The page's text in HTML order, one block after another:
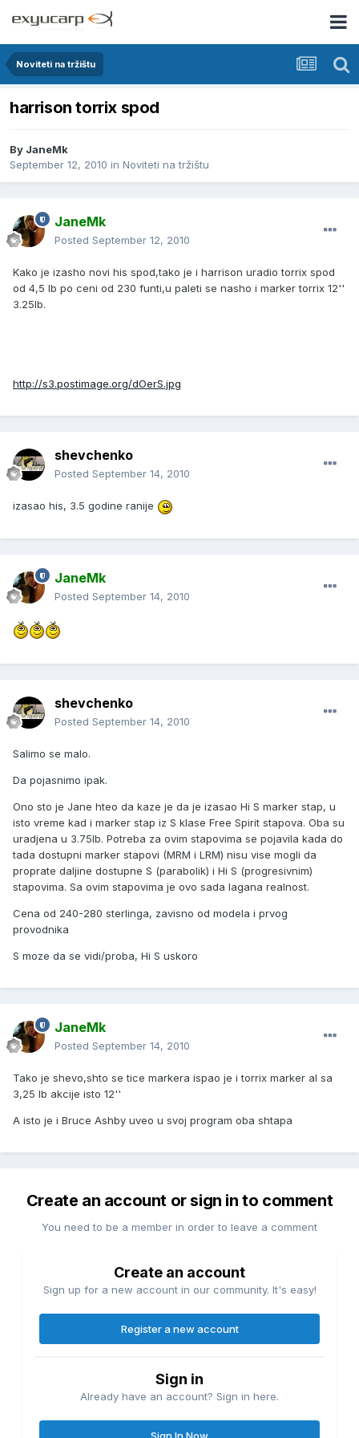
Noviteti na tržištu
harrison torrix spod
By JaneMk
September 12, 2010 in Noviteti na tržištu
JaneMk
Posted September 12, 2010
Kako je izasho novi his spod,tako je i harrison uradio torrix spod
od 4,5 lb po ceni od 230 funti,u paleti se nasho i marker torrix 12''
3.25lb.
http://s3.postimage.org/dOerS.jpg
shevchenko
Posted September 14, 2010
izasao his, 3.5 godine ranije
JaneMk
Posted September 14, 2010
shevchenko
Posted September 14, 2010
Salimo se malo.
Da pojasnimo ipak.
Ono sto je Jane hteo da kaze je da je izasao Hi S marker stap, u
isto vreme kad i marker stap iz S klase Free Spirit stapova. Oba su
uradjena u 3.75lb. Potreba za ovim stapovima se pojavila kada do
tada dostupni marker stapovi (MRM i LRM) nisu vise mogli da
proprate daljine dostupne S (parabolik) i Hi S (progresivnim)
stapovima. Sa ovim stapovima je ovo sada lagana realnost.
Cena od 240-280 sterlinga, zavisno od modela i prvog
provodnika
S moze da se vidi/proba, Hi S uskoro
JaneMk
Posted September 14, 2010
Tako je shevo,shto se tice markera ispao je i torrix marker al sa
3,25 lb akcije isto 12''
A isto je i Bruce Ashby uveo u svoj program oba shtapa
Create an account or sign in to comment
You need to be a member in order to leave a comment
Create an account
Sign up for a new account in our community. It's easy!
Register a new account
Sign in
Already have an account? Sign in here.